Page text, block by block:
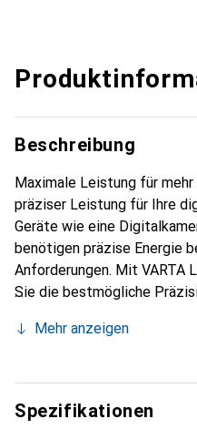
Beschreibung
Maximale Leistung für
präziser Leistung für Ihre
Geräte wie eine
benötigen präzise Energie
Anforderungen. Mit VARTA
Sie die bestmögliche
Mehr anzeigen
Spezifikationen